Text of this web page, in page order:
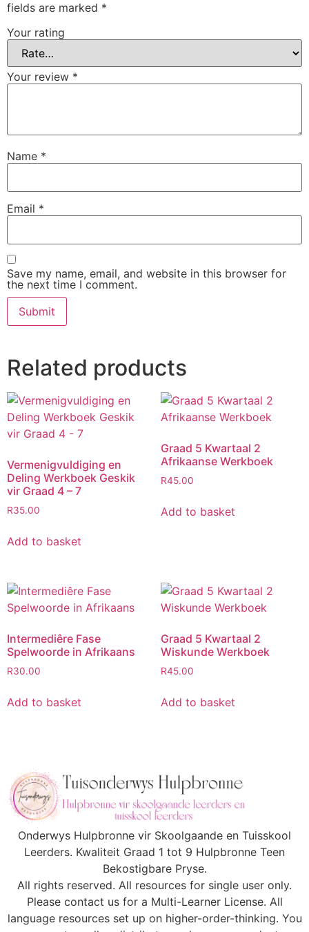
fields are marked *
Your rating
Your review *
Name *
Email *
Save my name, email, and website in this browser for
the next time I comment.
Related products
Vermenigvuldiging en
Deling Werkboek Geskik
vir Graad 4 – 7
R35.00
Add to basket
Graad 5 Kwartaal 2
Afrikaanse Werkboek
R45.00
Add to basket
Intermediêre Fase
Spelwoorde in Afrikaans
R30.00
Add to basket
Graad 5 Kwartaal 2
Wiskunde Werkboek
R45.00
Add to basket
Onderwys Hulpbronne vir Skoolgaande en Tuisskool
Leerders. Kwaliteit Graad 1 tot 9 Hulpbronne Teen
Bekostigbare Pryse.
All rights reserved. All resources for single user only.
Please contact us for a Multi-Learner License. All
language resources set up on higher-order-thinking. You